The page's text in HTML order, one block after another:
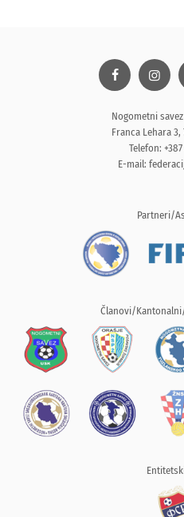
Nogometni
Franca Lehara 3,
Telefon:
E-mail:
Partneri/
Članovi/